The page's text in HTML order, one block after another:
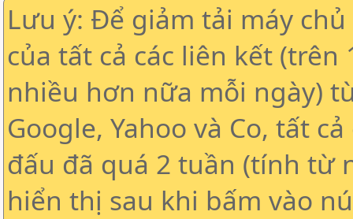
Lưu ý: Để giảm tải máy
của tất cả các liên kết (trên
nhiều hơn nữa mỗi ngày)
Google, Yahoo và Co, tất
đấu đã quá 2 tuần (tính từ
hiển thị sau khi bấm vào